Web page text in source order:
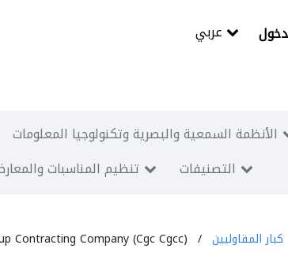
الأنظمة السمعية والبصرية وتكنولوجيا المعلومات
تنظيم المناسبات التصنيفات
كبار المقاوليين Contracting Company (Cgc Cgcc)